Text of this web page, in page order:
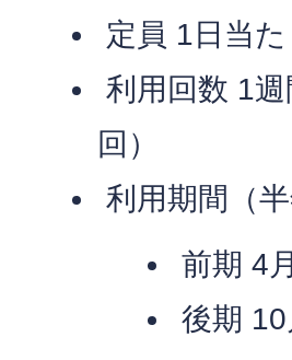
定員 1日当た
利用回数 1
回）
利用期間（半
前期 4
後期